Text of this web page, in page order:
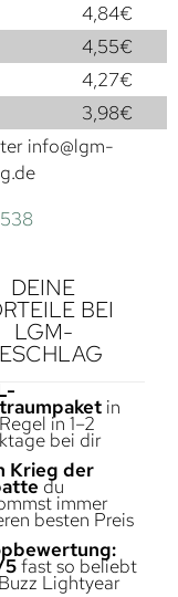
4,84€
4,55€
4,27€
3,98€
info@lgm-
DEINE
BEI
LGM-
in
in 1–2
bei dir
Krieg der
du
immer
besten Preis
fast so beliebt
Lightyear